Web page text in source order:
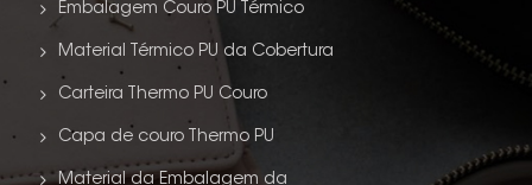
Embalagem Couro PU Térmico
Material Térmico PU da Cobertura
Carteira Thermo PU Couro
Capa de couro Thermo PU
Material da Embalagem da